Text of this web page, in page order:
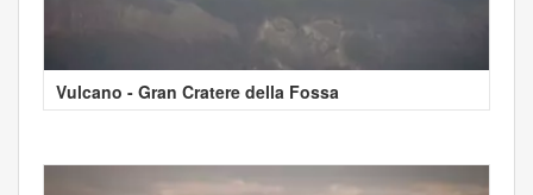
Vulcano - Gran Cratere della Fossa